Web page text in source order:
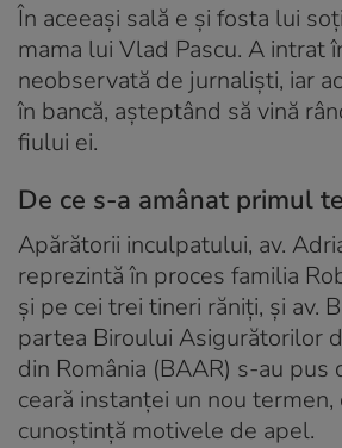
În aceeaşi sală e şi fosta lui
mama lui Vlad Pascu. A intrat
neobservată de jurnalişti, iar
în bancă, aşteptând să vină
fiului ei.
De ce s-a amânat primul
Apărătorii inculpatului, av.
reprezintă în proces familia
şi pe cei trei tineri răniţi, şi av.
partea Biroului Asigurătorilor
din România (BAAR) s-au pus
ceară instanţei un nou termen,
cunoştinţă motivele de apel.